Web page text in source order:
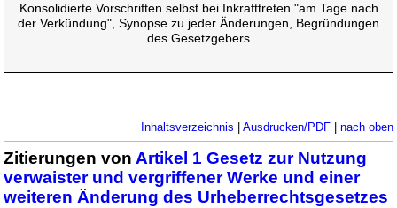
Konsolidierte Vorschriften selbst bei Inkrafttreten "am Tage nach
der Verkündung", Synopse zu jeder Änderungen, Begründungen
des Gesetzgebers
Inhaltsverzeichnis Ausdrucken/PDF| nach oben
Zitierungen von Artikel 1 Gesetz zur Nutzung
verwaister und vergriffener Werke und einer
weiteren Änderung des Urheberrechtsgesetzes